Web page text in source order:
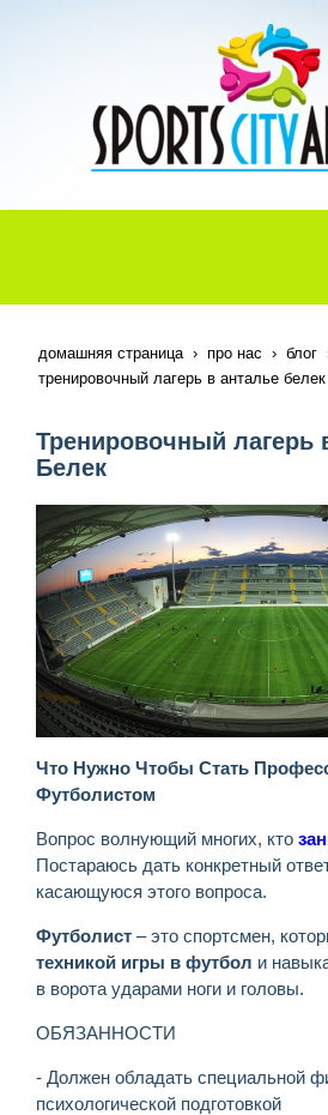
домашняя страница про нас
блог
тренировочный лагерь в анталье белек
Тренировочный лагерь
Белек
Что Нужно Чтобы Стать
Футболистом
Вопрос волнующий многих, кто
Постараюсь дать конкретный
касающуюся этого вопроса.
Футболист – это спортсмен,
техникой игры в футбол и
в ворота ударами ноги и головы.
ОБЯЗАННОСТИ
- Должен обладать специальной
психологической подготовкой